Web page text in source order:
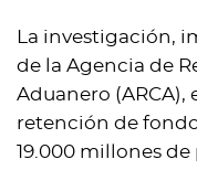
La investigación,
de la Agencia de
Aduanero (ARCA),
retención de
19.000 millones